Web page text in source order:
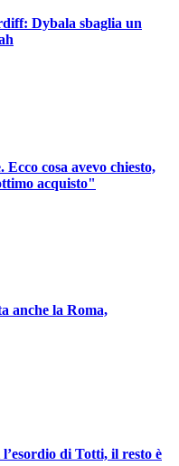
Dybala sbaglia un
cosa avevo chiesto,
acquisto"
anche la Roma,
di Totti, il resto è